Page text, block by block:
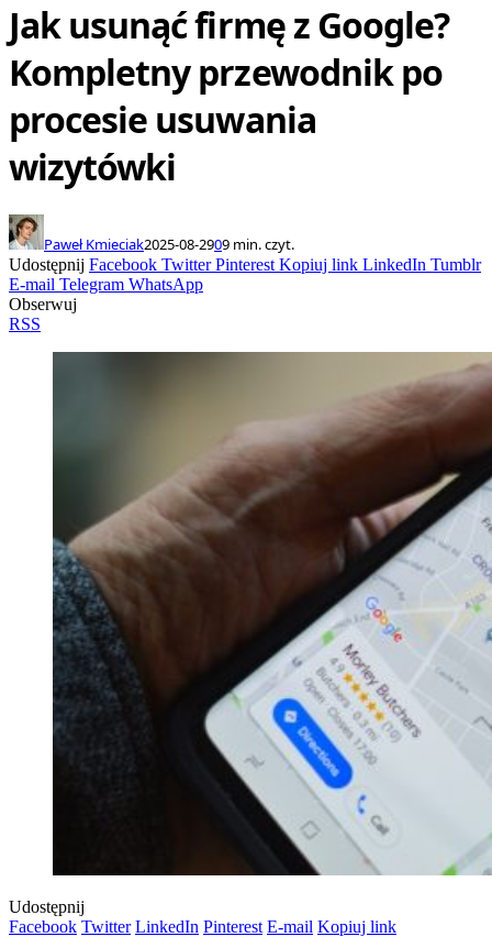
Jak usunąć firmę z Google?
Kompletny przewodnik po
procesie usuwania
wizytówki
Paweł Kmieciak2025-08-2909 min. czyt.
Udostępnij Facebook Twitter Pinterest Kopiuj link LinkedIn Tumblr
E-mail Telegram WhatsApp
Obserwuj
RSS
Udostępnij
Facebook Twitter LinkedIn Pinterest E-mail Kopiuj link